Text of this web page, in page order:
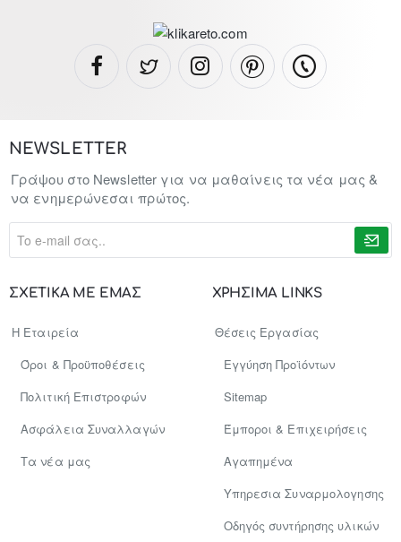
ΣΧΕΤΙΚΑ ΜΕ ΕΜΑΣ
Η Εταιρεία
Όροι & Προϋποθέσεις
Πολιτική Επιστροφών
Ασφάλεια Συναλλαγών
Tα νέα μας
ΧΡΗΣΙΜΑ LINKS
Θέσεις Εργασίας
Εγγύηση Προϊόντων
Sitemap
Έμποροι & Επιχειρήσεις
Αγαπημένα
Υπηρεσια Συναρμολογησης
Οδηγός συντήρησης υλικών
NEWSLETTER
Γράψου στο Newsletter για να μαθαίνεις τα νέα μας &
να ενημερώνεσαι πρώτος.
σας..